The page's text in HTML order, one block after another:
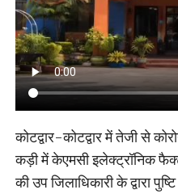
कोटद्वार-कोटद्वार में तेजी से
कड़ी में केएमसी इलेक्ट्रॉनिक
की उप जिलाधिकारी के द्वारा